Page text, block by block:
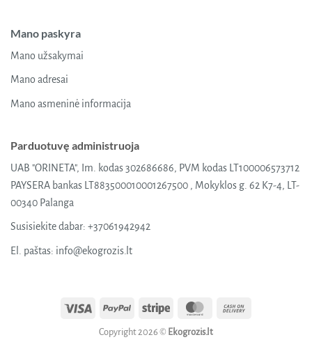
Mano paskyra
Mano užsakymai
Mano adresai
Mano asmeninė informacija
Parduotuvę administruoja
UAB "ORINETA", Im. kodas 302686686, PVM kodas LT100006573712
PAYSERA bankas LT883500010001267500 , Mokyklos g. 62 K7-4, LT-
00340 Palanga
Susisiekite dabar: +37061942942
El. paštas: info@ekogrozis.lt
Visa PayPal Stripe MasterCard
Copyright 2026 © Ekogrozis.lt